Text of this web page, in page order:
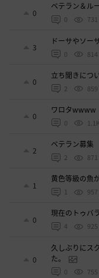
0
ベテラン＆ル
0 731
3
ドーサやソー
0 814
0
立ち聞きにつ
2 859
0
ワロタwwww
0
2
ベテラン募集
2 871
1
黄色等級の魚
1 957
0
現在のトゥバ
4 925
0
久しぶりにス
た。
0 755